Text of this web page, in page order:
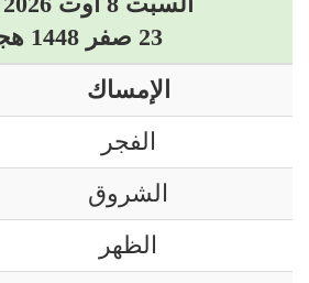
23 صفر 1448 هجري
الإمساك
الفجر
الشروق
الظهر